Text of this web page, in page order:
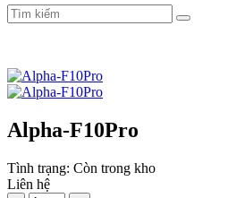
Alpha-F10Pro
Tình trạng: Còn trong kho
Liên hệ